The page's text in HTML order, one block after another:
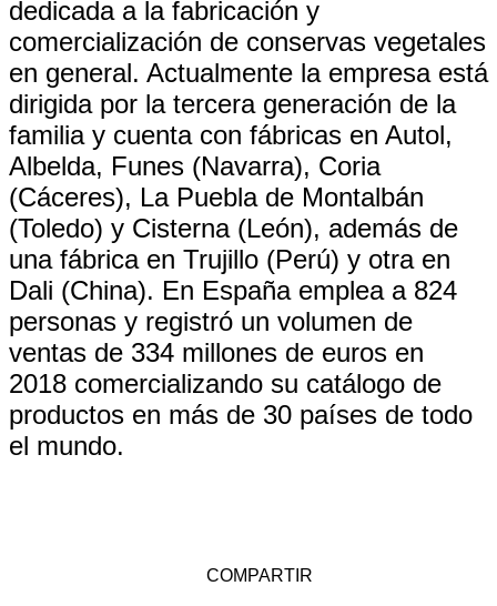
dedicada a la fabricación y
comercialización de conservas vegetales
en general. Actualmente la empresa está
dirigida por la tercera generación de la
familia y cuenta con fábricas en Autol,
Albelda, Funes (Navarra), Coria
(Cáceres), La Puebla de Montalbán
(Toledo) y Cisterna (León), además de
una fábrica en Trujillo (Perú) y otra en
Dali (China). En España emplea a 824
personas y registró un volumen de
ventas de 334 millones de euros en
2018 comercializando su catálogo de
productos en más de 30 países de todo
el mundo.
COMPARTIR